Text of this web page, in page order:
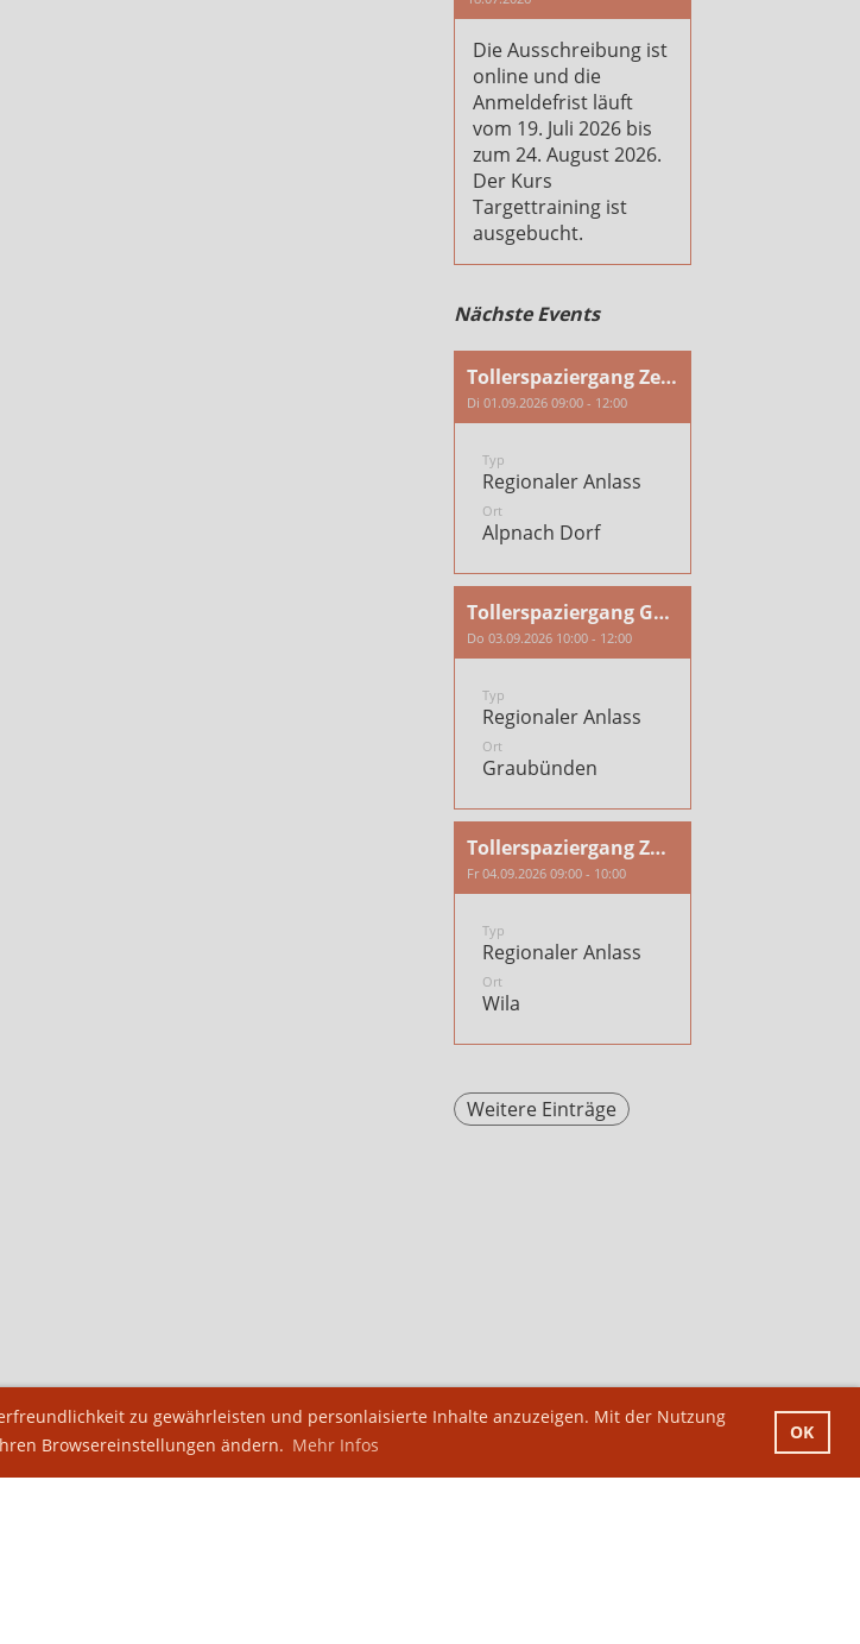
zu gewährleisten und personlaisierte Inhalte anzuzeigen. Mit der Nutzung
Browsereinstellungen ändern. Mehr Infos
OK
Die Ausschreibung ist
online und die
Anmeldefrist läuft
vom 19. Juli 2026 bis
zum 24. August 2026.
Der Kurs
Targettraining ist
ausgebucht.
Nächste Events
Tollerspaziergang Zentralschweiz
Di 01.09.2026 09:00 - 12:00
Typ
Regionaler Anlass
Ort
Alpnach Dorf
Tollerspaziergang Graubünden
Do 03.09.2026 10:00 - 12:00
Typ
Regionaler Anlass
Ort
Graubünden
Tollerspaziergang Zürich/Töss
Fr 04.09.2026 09:00 - 10:00
Typ
Regionaler Anlass
Ort
Wila
Weitere Einträge